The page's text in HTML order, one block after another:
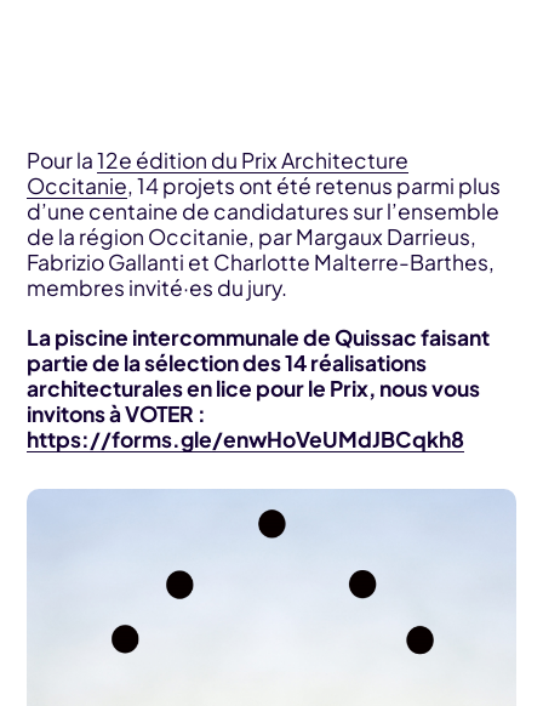
Pour la12e édition du Prix Architecture
Occitanie, 14 projets ont été retenus parmi plus
d’une centaine de candidatures sur l’ensemble
de la région Occitanie, par Margaux Darrieus,
Fabrizio Gallanti et Charlotte Malterre-Barthes,
membres invité·es du jury.
La piscine intercommunale de Quissac faisant
partie de la sélection des 14 réalisations
architecturales en lice pour le Prix, nous vous
invitons à VOTER :
https://forms.gle/enwHoVeUMdJBCqkh8